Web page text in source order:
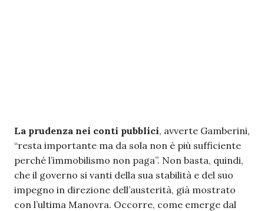
La prudenza nei conti pubblici, avverte Gamberini,
“resta importante ma da sola non è più sufficiente
perché l’immobilismo non paga”. Non basta, quindi,
che il governo si vanti della sua stabilità e del suo
impegno in direzione dell’austerità, già mostrato
con l’ultima Manovra. Occorre, come emerge dal